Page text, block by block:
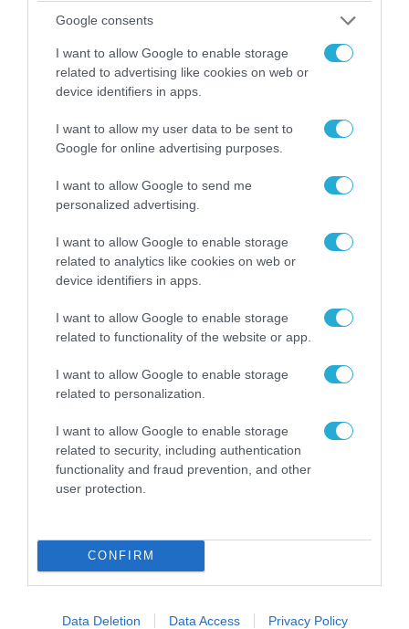
Google consents
I want to allow Google to enable storage
related to advertising like cookies on web or
device identifiers in apps.
I want to allow my user data to be sent to
Google for online advertising purposes.
I want to allow Google to send me
personalized advertising.
I want to allow Google to enable storage
related to analytics like cookies on web or
device identifiers in apps.
I want to allow Google to enable storage
related to functionality of the website or app.
I want to allow Google to enable storage
related to personalization.
I want to allow Google to enable storage
related to security, including authentication
functionality and fraud prevention, and other
user protection.
CONFIRM
Data Deletion Data Access Privacy Policy
05.08.2026 | 15:02
περιστατικό με το προεδρικό ελικόπτερο
Marine One που μετέφερε τον Ν.Τραμπ
ΠΟΛΙΤΙΚΗ
Αυτή την ώρα το τελευταίο «αντίο» στον πρώην
υπουργό Ι.Βαρβιτσιώτη (φωτο)